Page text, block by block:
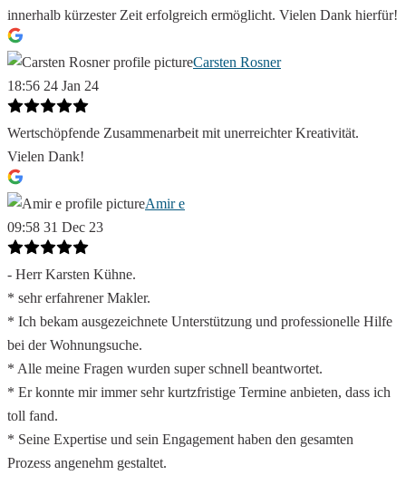
innerhalb kürzester Zeit erfolgreich ermöglicht. Vielen Dank hierfür!
Carsten Rosner
18:56 24 Jan 24
Wertschöpfende Zusammenarbeit mit unerreichter Kreativität.
Vielen Dank!
Amir e
09:58 31 Dec 23
- Herr Karsten Kühne.
* sehr erfahrener Makler.
* Ich bekam ausgezeichnete Unterstützung und professionelle Hilfe
bei der Wohnungsuche.
* Alle meine Fragen wurden super schnell beantwortet.
* Er konnte mir immer sehr kurtzfristige Termine anbieten, dass ich
toll fand.
* Seine Expertise und sein Engagement haben den gesamten
Prozess angenehm gestaltet.